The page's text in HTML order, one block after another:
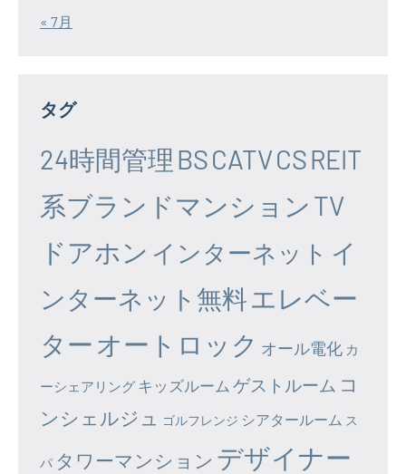
« 7月
タグ
24時間管理 BSCATVCSREIT
系ブランドマンション TV
ドアホン インターネット イ
ンターネット無料エレベー
ター オートロック オール電化 カ
ーシェアリング キッズルーム ゲストルーム コ
ンシェルジュ
ゴルフレンジ シアタールーム ス
パ タワーマンション デザイナー